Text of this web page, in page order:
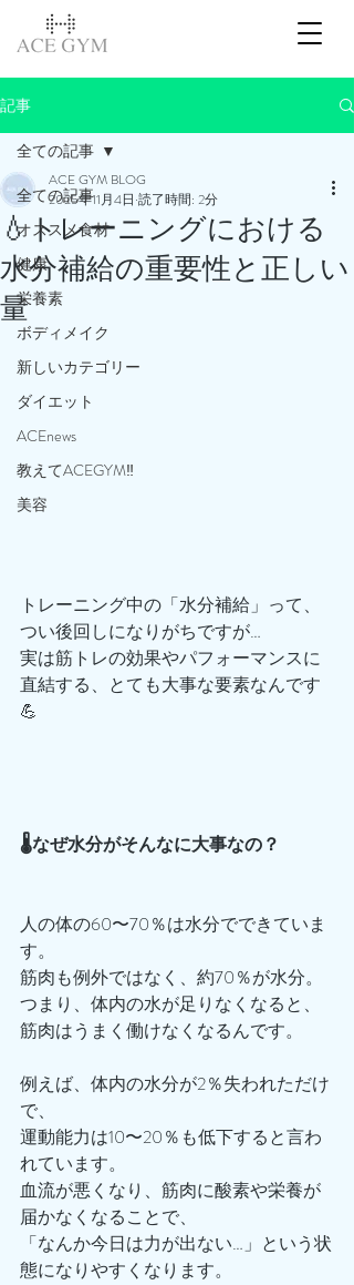
記事
全ての記事
オススメ食材
健康
栄養素
ボディメイク
新しいカテゴリー
ダイエット
ACEnews
教えてACEGYM‼️
美容
全ての記事
💧トレーニングにおける
水分補給の重要性と正しい
量
ACE GYM BLOG
2025年11月4日 読了時間: 2分
トレーニング中の「水分補給」って、
つい後回しになりがちですが…
実は筋トレの効果やパフォーマンスに
直結する、とても大事な要素なんです
💪
🌡️なぜ水分がそんなに大事なの？
人の体の60〜70％は水分でできていま
す。
筋肉も例外ではなく、約70％が水分。
つまり、体内の水が足りなくなると、
筋肉はうまく働けなくなるんです。
例えば、体内の水分が2％失われただけ
で、
運動能力は10〜20％も低下すると言わ
れています。
血流が悪くなり、筋肉に酸素や栄養が
届かなくなることで、
「なんか今日は力が出ない…」という状
態になりやすくなります。